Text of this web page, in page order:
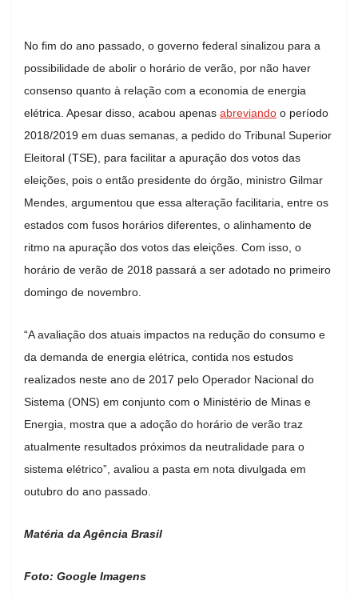
No fim do ano passado, o governo federal sinalizou para a
possibilidade de abolir o horário de verão, por não haver
consenso quanto à relação com a economia de energia
elétrica. Apesar disso, acabou apenas abreviando o período
2018/2019 em duas semanas, a pedido do Tribunal Superior
Eleitoral (TSE), para facilitar a apuração dos votos das
eleições, pois o então presidente do órgão, ministro Gilmar
Mendes, argumentou que essa alteração facilitaria, entre os
estados com fusos horários diferentes, o alinhamento de
ritmo na apuração dos votos das eleições. Com isso, o
horário de verão de 2018 passará a ser adotado no primeiro
domingo de novembro.
“A avaliação dos atuais impactos na redução do consumo e
da demanda de energia elétrica, contida nos estudos
realizados neste ano de 2017 pelo Operador Nacional do
Sistema (ONS) em conjunto com o Ministério de Minas e
Energia, mostra que a adoção do horário de verão traz
atualmente resultados próximos da neutralidade para o
sistema elétrico”, avaliou a pasta em nota divulgada em
outubro do ano passado.
Matéria da Agência Brasil
Foto: Google Imagens